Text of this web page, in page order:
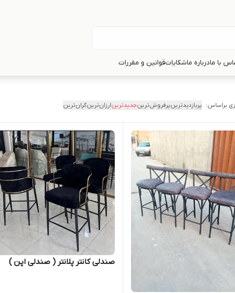
با مادرباره ماشکایاتقوانین و مقررات
براساس: پربازدیدترینپرفروش‌ترینجدیدترینارزان‌ترینگران‌ترین
صندلی کانتر پلانتر ( صندلی اپن )